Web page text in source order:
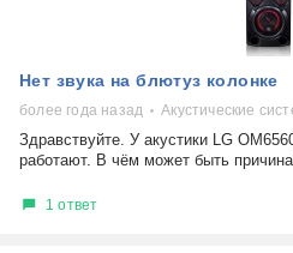
Нет звука на блютуз колонке
более года назад Акустические
Здравствуйте. У акустики LG
работают. В чём может быть
1 ответ